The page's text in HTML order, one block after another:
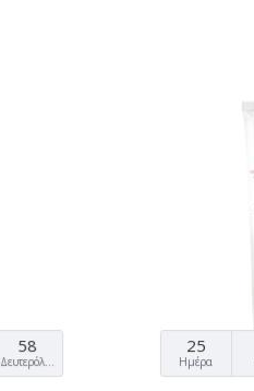
57
Δευτερόλεπτα
25
Ημέρα